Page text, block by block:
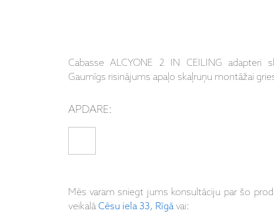
Cabasse ALCYONE 2 IN CEILING adapteri
Gaumīgs risinājums apaļo skaļruņu montāžai
APDARE:
Mēs varam sniegt jums konsultāciju par šo
veikalāCēsu iela 33, Rīgāvai: